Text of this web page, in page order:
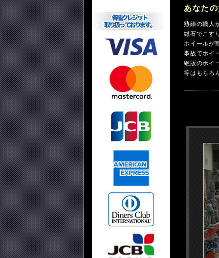
あなた
熟練の職人
縁石でこす
ホイールが
事故でホイ
絶版のホイ
等はもちろ